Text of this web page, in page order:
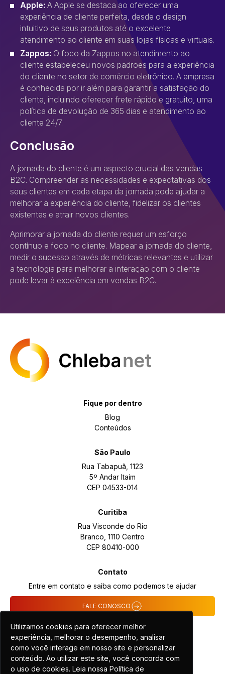
Utilizamos cookies para oferecer melhor
experiência, melhorar o desempenho, analisar
como você interage em nosso site e personalizar
conteúdo. Ao utilizar este site, você concorda com
o uso de cookies. Leia nossa Política de
Apple: A Apple se destaca ao oferecer uma
experiência de cliente perfeita, desde o design
intuitivo de seus produtos até o excelente
atendimento ao cliente em suas lojas físicas e virtuais.
Zappos: O foco da Zappos no atendimento ao
cliente estabeleceu novos padrões para a experiência
do cliente no setor de comércio eletrônico. A empresa
é conhecida por ir além para garantir a satisfação do
cliente, incluindo oferecer frete rápido e gratuito, uma
política de devolução de 365 dias e atendimento ao
cliente 24/7.
Conclusão
A jornada do cliente é um aspecto crucial das vendas
B2C. Compreender as necessidades e expectativas dos
seus clientes em cada etapa da jornada pode ajudar a
melhorar a experiência do cliente, fidelizar os clientes
existentes e atrair novos clientes.
Aprimorar a jornada do cliente requer um esforço
contínuo e foco no cliente. Mapear a jornada do cliente,
medir o sucesso através de métricas relevantes e utilizar
a tecnologia para melhorar a interação com o cliente
pode levar à excelência em vendas B2C.
Fique por dentro
Blog
Conteúdos
São Paulo
Rua Tabapuã, 1123
5º Andar Itaim
CEP 04533-014
Curitiba
Rua Visconde do Rio
Branco, 1110 Centro
CEP 80410-000
Contato
Entre em contato e saiba como podemos te ajudar
FALE CONOSCO